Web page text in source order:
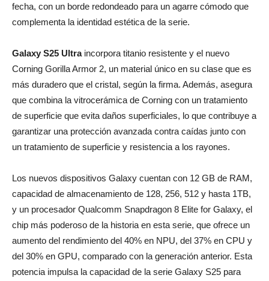
fecha, con un borde redondeado para un agarre cómodo que
complementa la identidad estética de la serie.
Galaxy S25 Ultraincorpora titanio resistente y el nuevo
Corning Gorilla Armor 2, un material único en su clase que es
más duradero que el cristal, según la firma. Además, asegura
que combina la vitrocerámica de Corning con un tratamiento
de superficie que evita daños superficiales, lo que contribuye a
garantizar una protección avanzada contra caídas junto con
un tratamiento de superficie y resistencia a los rayones.
Los nuevos dispositivos Galaxy cuentan con 12 GB de RAM,
capacidad de almacenamiento de 128, 256, 512 y hasta 1TB,
y un procesador Qualcomm Snapdragon 8 Elite for Galaxy, el
chip más poderoso de la historia en esta serie, que ofrece un
aumento del rendimiento del 40% en NPU, del 37% en CPU y
del 30% en GPU, comparado con la generación anterior. Esta
potencia impulsa la capacidad de la serie Galaxy S25 para